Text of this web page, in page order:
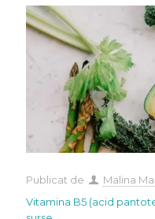
Publicat de Malina
Vitamina B5 (acid